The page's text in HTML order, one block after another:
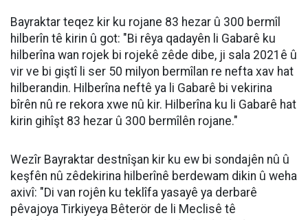
Bayraktar teqez kir ku rojane 83 hezar û 300 bermîl
hilberîn tê kirin û got: "Bi rêya qadayên li Gabarê ku
hilberîna wan rojek bi rojekê zêde dibe, ji sala 2021ê û
vir ve bi giştî li ser 50 milyon bermîlan re nefta xav hat
hilberandin. Hilberîna neftê ya li Gabarê bi vekirina
bîrên nû re rekora xwe nû kir. Hilberîna ku li Gabarê hat
kirin gihîşt 83 hezar û 300 bermîlên rojane."
Wezîr Bayraktar destnîşan kir ku ew bi sondajên nû û
keşfên nû zêdekirina hilberînê berdewam dikin û weha
axivî: "Di van rojên ku teklîfa yasayê ya derbarê
pêvajoya Tirkiyeya Bêterör de li Meclisê tê